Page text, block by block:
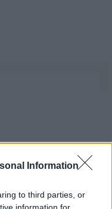
Information
to third parties, or
information for